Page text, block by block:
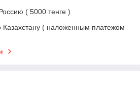
( 5000 тенге )
Казахстану ( наложенным платежом